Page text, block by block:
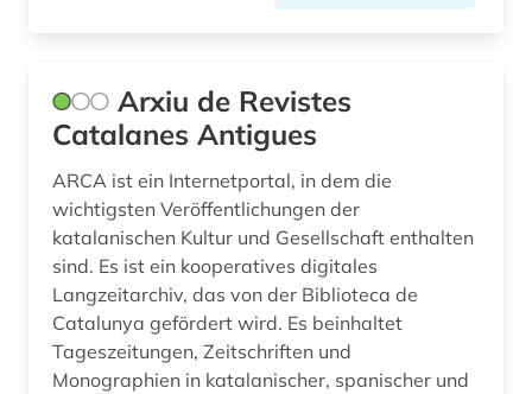
katalog (8)
katholische kirche (1)
katholische kirche. sancta sedes (1)
kinderliteratur (2)
kino (2)
Arxiu de Revistes
Catalanes Antigues
ARCA ist ein Internetportal, in dem die
wichtigsten Veröffentlichungen der
katalanischen Kultur und Gesellschaft enthalten
sind. Es ist ein kooperatives digitales
Langzeitarchiv, das von der Biblioteca de
Catalunya gefördert wird. Es beinhaltet
Tageszeitungen, Zeitschriften und
Monographien in katalanischer, spanischer und